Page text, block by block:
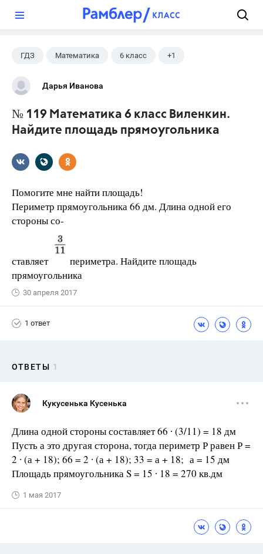
ГДЗ Математика 6 класс +1
Виленкин Н.Я.
Дарья Иванова
№ 119 Математика 6 класс Виленкин.
Найдите площадь прямоугольника
Помогите мне найти площадь!
Периметр прямоугольника 66 дм. Длина одной его
стороны со-
ставляет
периметра. Найдите площадь
прямоугольника
30 апреля 2017
1 ответ
ОТВЕТЫ 1
Кукусенька Кусенька
Длина одной стороны составляет 66 ∙ (3/11) = 18 дм
Пусть а это другая сторона, тогда периметр Р равен Р =
2 ∙ (а + 18); 66 = 2 ∙ (а + 18); 33 = а + 18; а = 15 дм
Площадь прямоугольника S = 15 ∙ 18 = 270 кв.дм
1 мая 2017